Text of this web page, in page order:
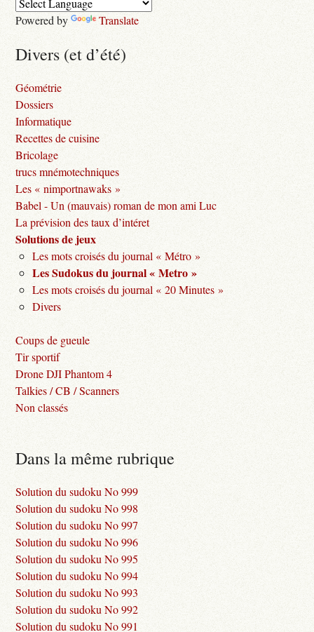
Powered by Translate
Divers (et d’été)
Géométrie
Dossiers
Informatique
Recettes de cuisine
Bricolage
trucs mnémotechniques
Les « nimportnawaks »
Babel - Un (mauvais) roman de mon ami Luc
La prévision des taux d’intéret
Solutions de jeux
Les mots croisés du journal « Métro »
Les Sudokus du journal « Metro »
Les mots croisés du journal « 20 Minutes »
Divers
Coups de gueule
Tir sportif
Drone DJI Phantom 4
Talkies / CB / Scanners
Non classés
Dans la même rubrique
Solution du sudoku No 999
Solution du sudoku No 998
Solution du sudoku No 997
Solution du sudoku No 996
Solution du sudoku No 995
Solution du sudoku No 994
Solution du sudoku No 993
Solution du sudoku No 992
Solution du sudoku No 991